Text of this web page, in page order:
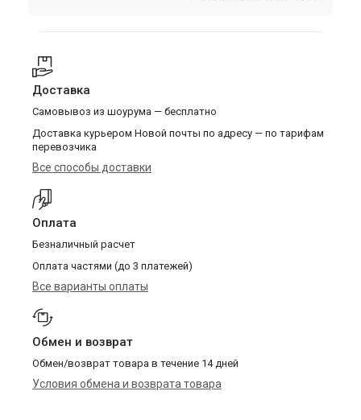
Доставка
Самовывоз из шоурума — бесплатно
Доставка курьером Новой почты по адресу — по тарифам
перевозчика
Все способы доставки
Оплата
Безналичный расчет
Оплата частями (до 3 платежей)
Все варианты оплаты
Обмен и возврат
Обмен/возврат товара в течение 14 дней
Условия обмена и возврата товара